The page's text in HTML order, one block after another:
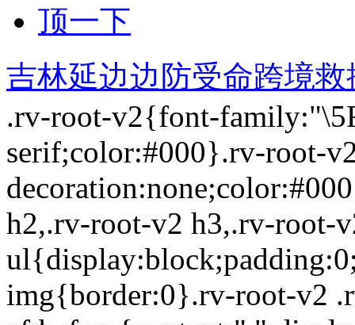
顶一下
吉林延边边防受命跨境
.rv-root-v2{font-
serif;color:#000}.rv-root-
h2,.rv-root-v2 h3,.rv-root-
img{border:0}.rv-root-v2